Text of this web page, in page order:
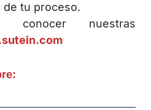
de tu proceso.
conocer nuestras